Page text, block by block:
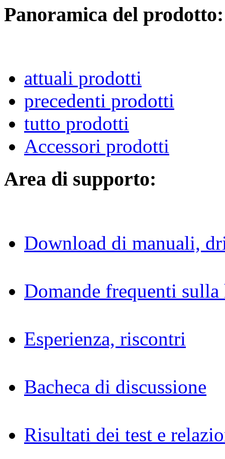
Panoramica del prodotto:
attuali prodotti
precedenti prodotti
tutto prodotti
Accessori prodotti
Area di supporto:
Download di manuali,
Domande frequenti
Esperienza, riscontri
Bacheca di discussione
Risultati dei test e